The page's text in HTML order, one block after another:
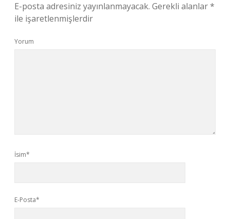
E-posta adresiniz yayınlanmayacak. Gerekli alanlar*
ile işaretlenmişlerdir
Yorum
İsim*
E-Posta*